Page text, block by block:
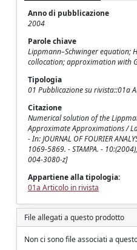
Anno di pubblicazione
2004
Parole chiave
Lippmann–Schwinger equation;
collocation; approximation with
Tipologia
01 Pubblicazione su rivista::01a
Citazione
Numerical solution of the
Approximate Approximations /
- In: JOURNAL OF FOURIER
1069-5869. - STAMPA. -
004-3080-z]
Appartiene alla tipologia:
01a Articolo in rivista
File allegati a questo prodotto
Non ci sono file associati a